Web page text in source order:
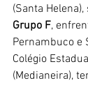
(Santa
Grupo F,
Pernambuco e
Colégio
(Medianeira),